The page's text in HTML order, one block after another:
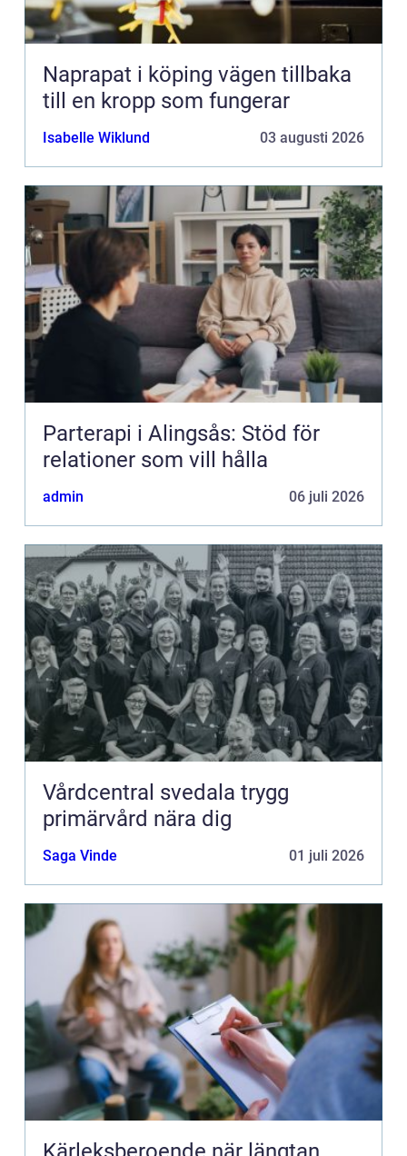
Naprapat i köping vägen tillbaka
till en kropp som fungerar
Isabelle Wiklund 03 augusti 2026
Parterapi i Alingsås: Stöd för
relationer som vill hålla
admin 06 juli 2026
Vårdcentral svedala trygg
primärvård nära dig
Saga Vinde 01 juli 2026